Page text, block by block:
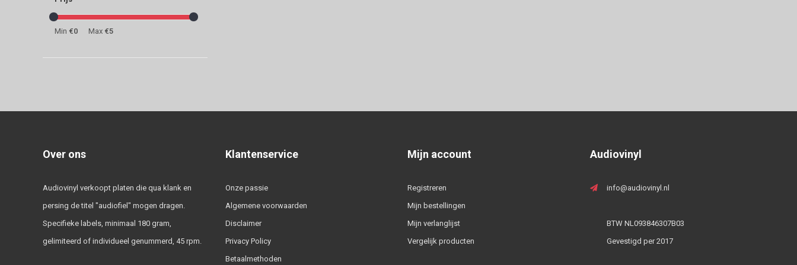
Min €0 Max €5
Over ons
Audiovinyl verkoopt platen die qua klank en
persing de titel "audiofiel" mogen dragen.
Specifieke labels, minimaal 180 gram,
gelimiteerd of individueel genummerd, 45 rpm.
Klantenservice
Onze passie
Algemene voorwaarden
Disclaimer
Privacy Policy
Betaalmethoden
Mijn account
Registreren
Mijn bestellingen
Mijn verlanglijst
Vergelijk producten
Audiovinyl
info@audiovinyl.nl
BTW NL093846307B03
Gevestigd per 2017